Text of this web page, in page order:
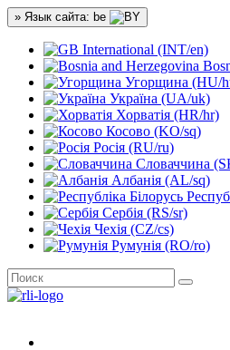
» Язык сайта: be
International (INT/en)
Угорщина (HU/
Україна (UA/uk)
Хорватія (HR/hr)
Косово (KO/sq)
Росія (RU/ru)
Словаччина
Албанія (AL/sq)
Сербія (RS/sr)
Чехія (CZ/cs)
Румунія (RO/ro)